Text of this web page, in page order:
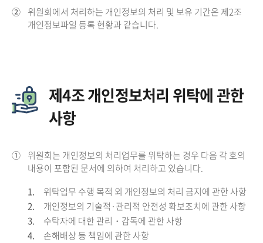
② 위원회에서 처리하는 개인정보의 처리 및 보유 기간은 제2조
개인정보파일 등록 현황과 같습니다.
제4조 개인정보처리 위탁에 관한
사항
① 위원회는 개인정보의 처리업무를 위탁하는 경우 다음 각 호의
내용이 포함된 문서에 의하여 처리하고 있습니다.
1.
위탁업무 수행 목적 외 개인정보의 처리 금지에 관한 사항
2.
개인정보의 기술적·관리적 안전성 확보조치에 관한 사항
3.
수탁자에 대한 관리・감독에 관한 사항
4.
손해배상 등 책임에 관한 사항